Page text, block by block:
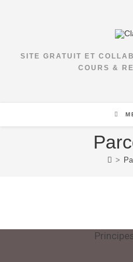
SITE GRATUIT ET
COURS &
>